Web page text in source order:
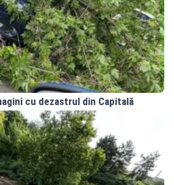
cu dezastrul din Capitală